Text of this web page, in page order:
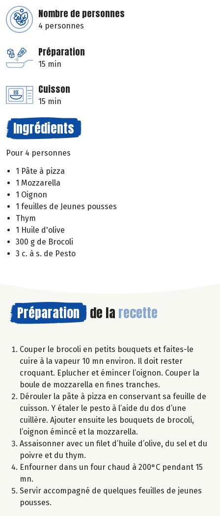
Nombre de personnes
4 personnes
Préparation
15 min
Cuisson
15 min
Ingrédients
Pour 4 personnes
1 Pâte à pizza
1 Mozzarella
1 Oignon
1 feuilles de Jeunes pousses
Thym
1 Huile d'olive
300 g de Brocoli
3 c. à s. de Pesto
Préparation de la recette
Couper le brocoli en petits bouquets et faites-le
cuire à la vapeur 10 mn environ. Il doit rester
croquant. Eplucher et émincer l’oignon. Couper la
boule de mozzarella en fines tranches.
Dérouler la pâte à pizza en conservant sa feuille de
cuisson. Y étaler le pesto à l’aide du dos d’une
cuillère. Ajouter ensuite les bouquets de brocoli,
l’oignon émincé et la mozzarella.
Assaisonner avec un filet d’huile d’olive, du sel et du
poivre et du thym.
Enfourner dans un four chaud à 200°C pendant 15
mn.
Servir accompagné de quelques feuilles de jeunes
pousses.